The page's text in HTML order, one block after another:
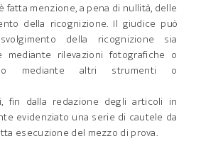
fatta menzione, a pena di nullità, delle
della ricognizione. Il giudice può
della ricognizione sia
mediante rilevazioni fotografiche o
o mediante altri strumenti o
fin dalla redazione degli articoli in
evidenziato una serie di cautele da
esecuzione del mezzo di prova.